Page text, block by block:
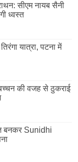
सीएम नायब सैनी
ध्वस्त
यात्रा, पटना में
की वजह से ठुकराई
बनकर Sunidhi